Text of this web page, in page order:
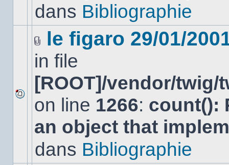
dansdans Bibliographie
Aucun
nouveau
message
non-
dans
joint(s)
le figaro 29/01/
in file
[ROOT]/vendor/
on line 1266: count():
an object that
dans Bibliographie